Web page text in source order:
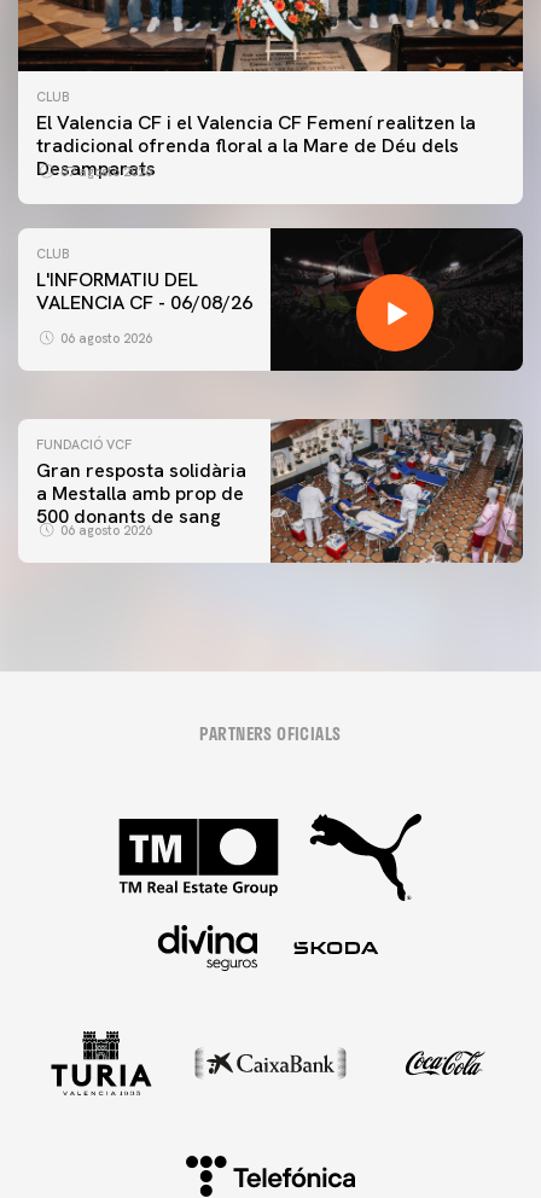
CLUB
El Valencia CF i el Valencia CF Femení realitzen la
tradicional ofrenda floral a la Mare de Déu dels
Desamparats
07 agosto 2026
CLUB
L'INFORMATIU DEL
VALENCIA CF - 06/08/26
06 agosto 2026
PRIMER EQUIP
ENTRENAMENT DEL VALENCIA CF 6/8/2026
FUNDACIÓ VCF
Gran resposta solidària
a Mestalla amb prop de
500 donants de sang
06 agosto 2026
PARTNERS OFICIALS